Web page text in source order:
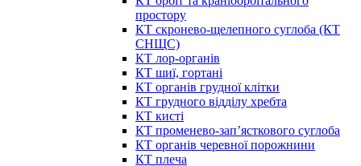
простору
КТ скронево-щелепного суглоба (КТ
СНЩС)
КТ лор-органів
КТ шиї, гортані
КТ органів грудної клітки
КТ грудного відділу хребта
КТ кисті
КТ променево-зап’ясткового суглоба
КТ органів черевної порожнини
КТ плеча